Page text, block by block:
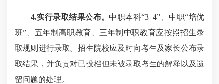
4.实行录取结果公布。 中职本科“3+4”、中职“培优
班”、五年制高职教育、三年制中职教育应按照招生录
取规则进行录取。招生院校应及时向考生及家长公布录
取结果，并负责对已投档但未被录取考生的解释以及遗
留问题的处理。